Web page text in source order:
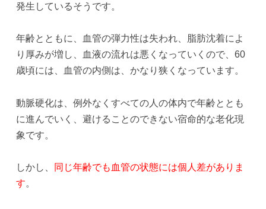
発生しているそうです。
年齢とともに、血管の弾力性は失われ、脂肪沈着によ
り厚みが増し、血液の流れは悪くなっていくので、60
歳頃には、血管の内側は、かなり狭くなっています。
動脈硬化は、例外なくすべての人の体内で年齢ととも
に進んでいく、避けることのできない宿命的な老化現
象です。
しかし、 同じ年齢でも血管の状態には個人差がありま
す。